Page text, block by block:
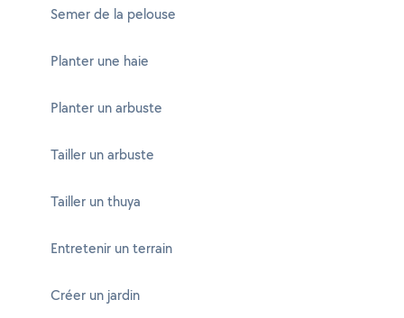
Semer de la pelouse
Planter une haie
Planter un arbuste
Tailler un arbuste
Tailler un thuya
Entretenir un terrain
Créer un jardin